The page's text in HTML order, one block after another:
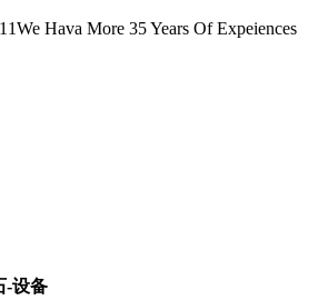
We Hava More 35 Years Of Expeiences
-设备